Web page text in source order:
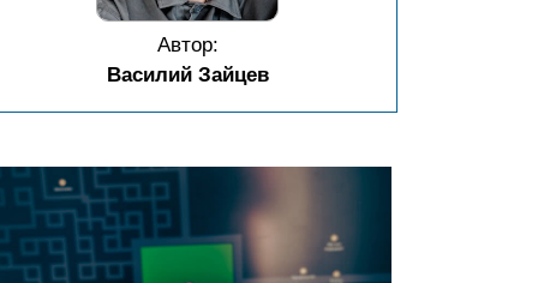
Автор:
Василий Зайцев